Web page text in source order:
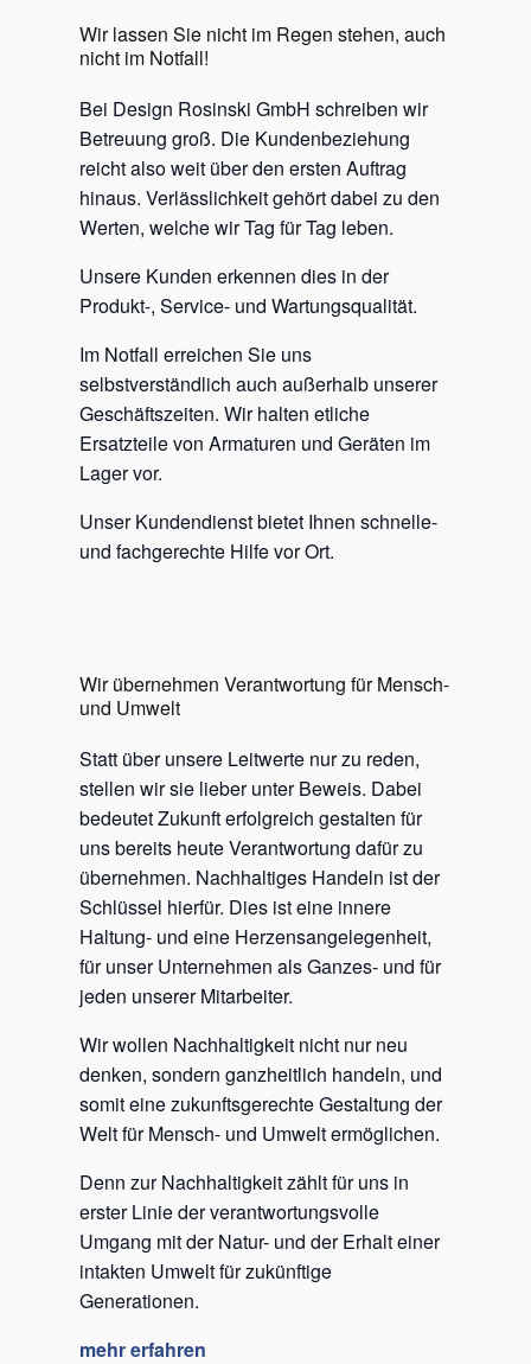
Wir lassen Sie nicht im Regen stehen, auch
nicht im Notfall!
Bei Design Rosinski GmbH schreiben wir
Betreuung groß. Die Kundenbeziehung
reicht also weit über den ersten Auftrag
hinaus. Verlässlichkeit gehört dabei zu den
Werten, welche wir Tag für Tag leben.
Unsere Kunden erkennen dies in der
Produkt-, Service- und Wartungsqualität.
Im Notfall erreichen Sie uns
selbstverständlich auch außerhalb unserer
Geschäftszeiten. Wir halten etliche
Ersatzteile von Armaturen und Geräten im
Lager vor.
Unser Kundendienst bietet Ihnen schnelle-
und fachgerechte Hilfe vor Ort.
Wir übernehmen Verantwortung für Mensch-
und Umwelt
Statt über unsere Leitwerte nur zu reden,
stellen wir sie lieber unter Beweis. Dabei
bedeutet Zukunft erfolgreich gestalten für
uns bereits heute Verantwortung dafür zu
übernehmen. Nachhaltiges Handeln ist der
Schlüssel hierfür. Dies ist eine innere
Haltung- und eine Herzensangelegenheit,
für unser Unternehmen als Ganzes- und für
jeden unserer Mitarbeiter.
Wir wollen Nachhaltigkeit nicht nur neu
denken, sondern ganzheitlich handeln, und
somit eine zukunftsgerechte Gestaltung der
Welt für Mensch- und Umwelt ermöglichen.
Denn zur Nachhaltigkeit zählt für uns in
erster Linie der verantwortungsvolle
Umgang mit der Natur- und der Erhalt einer
intakten Umwelt für zukünftige
Generationen.
mehr erfahren